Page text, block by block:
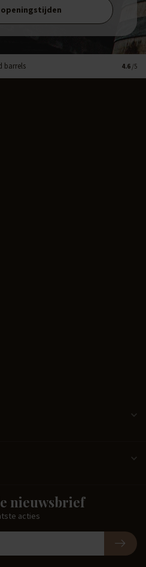
barrels 4.6 /5
nieuwsbrief
acties